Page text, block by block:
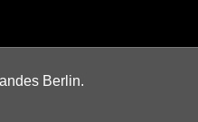
Berlin.